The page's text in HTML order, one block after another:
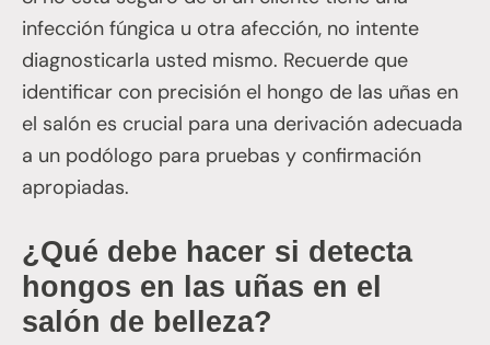
infección fúngica u otra afección, no intente
diagnosticarla usted mismo. Recuerde que
identificar con precisión el hongo de las uñas en
el salón es crucial para una derivación adecuada
a un podólogo para pruebas y confirmación
apropiadas.
¿Qué debe hacer si detecta
hongos en las uñas en el
salón de belleza?